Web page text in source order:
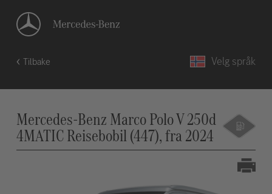
Tilbake Velg språk
Mercedes-Benz Marco Polo V 250d
4MATIC Reisebobil (447), fra 2024